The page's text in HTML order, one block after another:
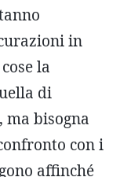
in
la
di
, ma bisogna
con i
affinché